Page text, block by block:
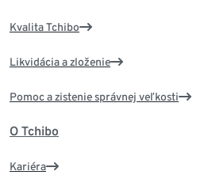
Kvalita Tchibo
Likvidácia a zloženie
Pomoc a zistenie správnej veľkosti
O Tchibo
Kariéra